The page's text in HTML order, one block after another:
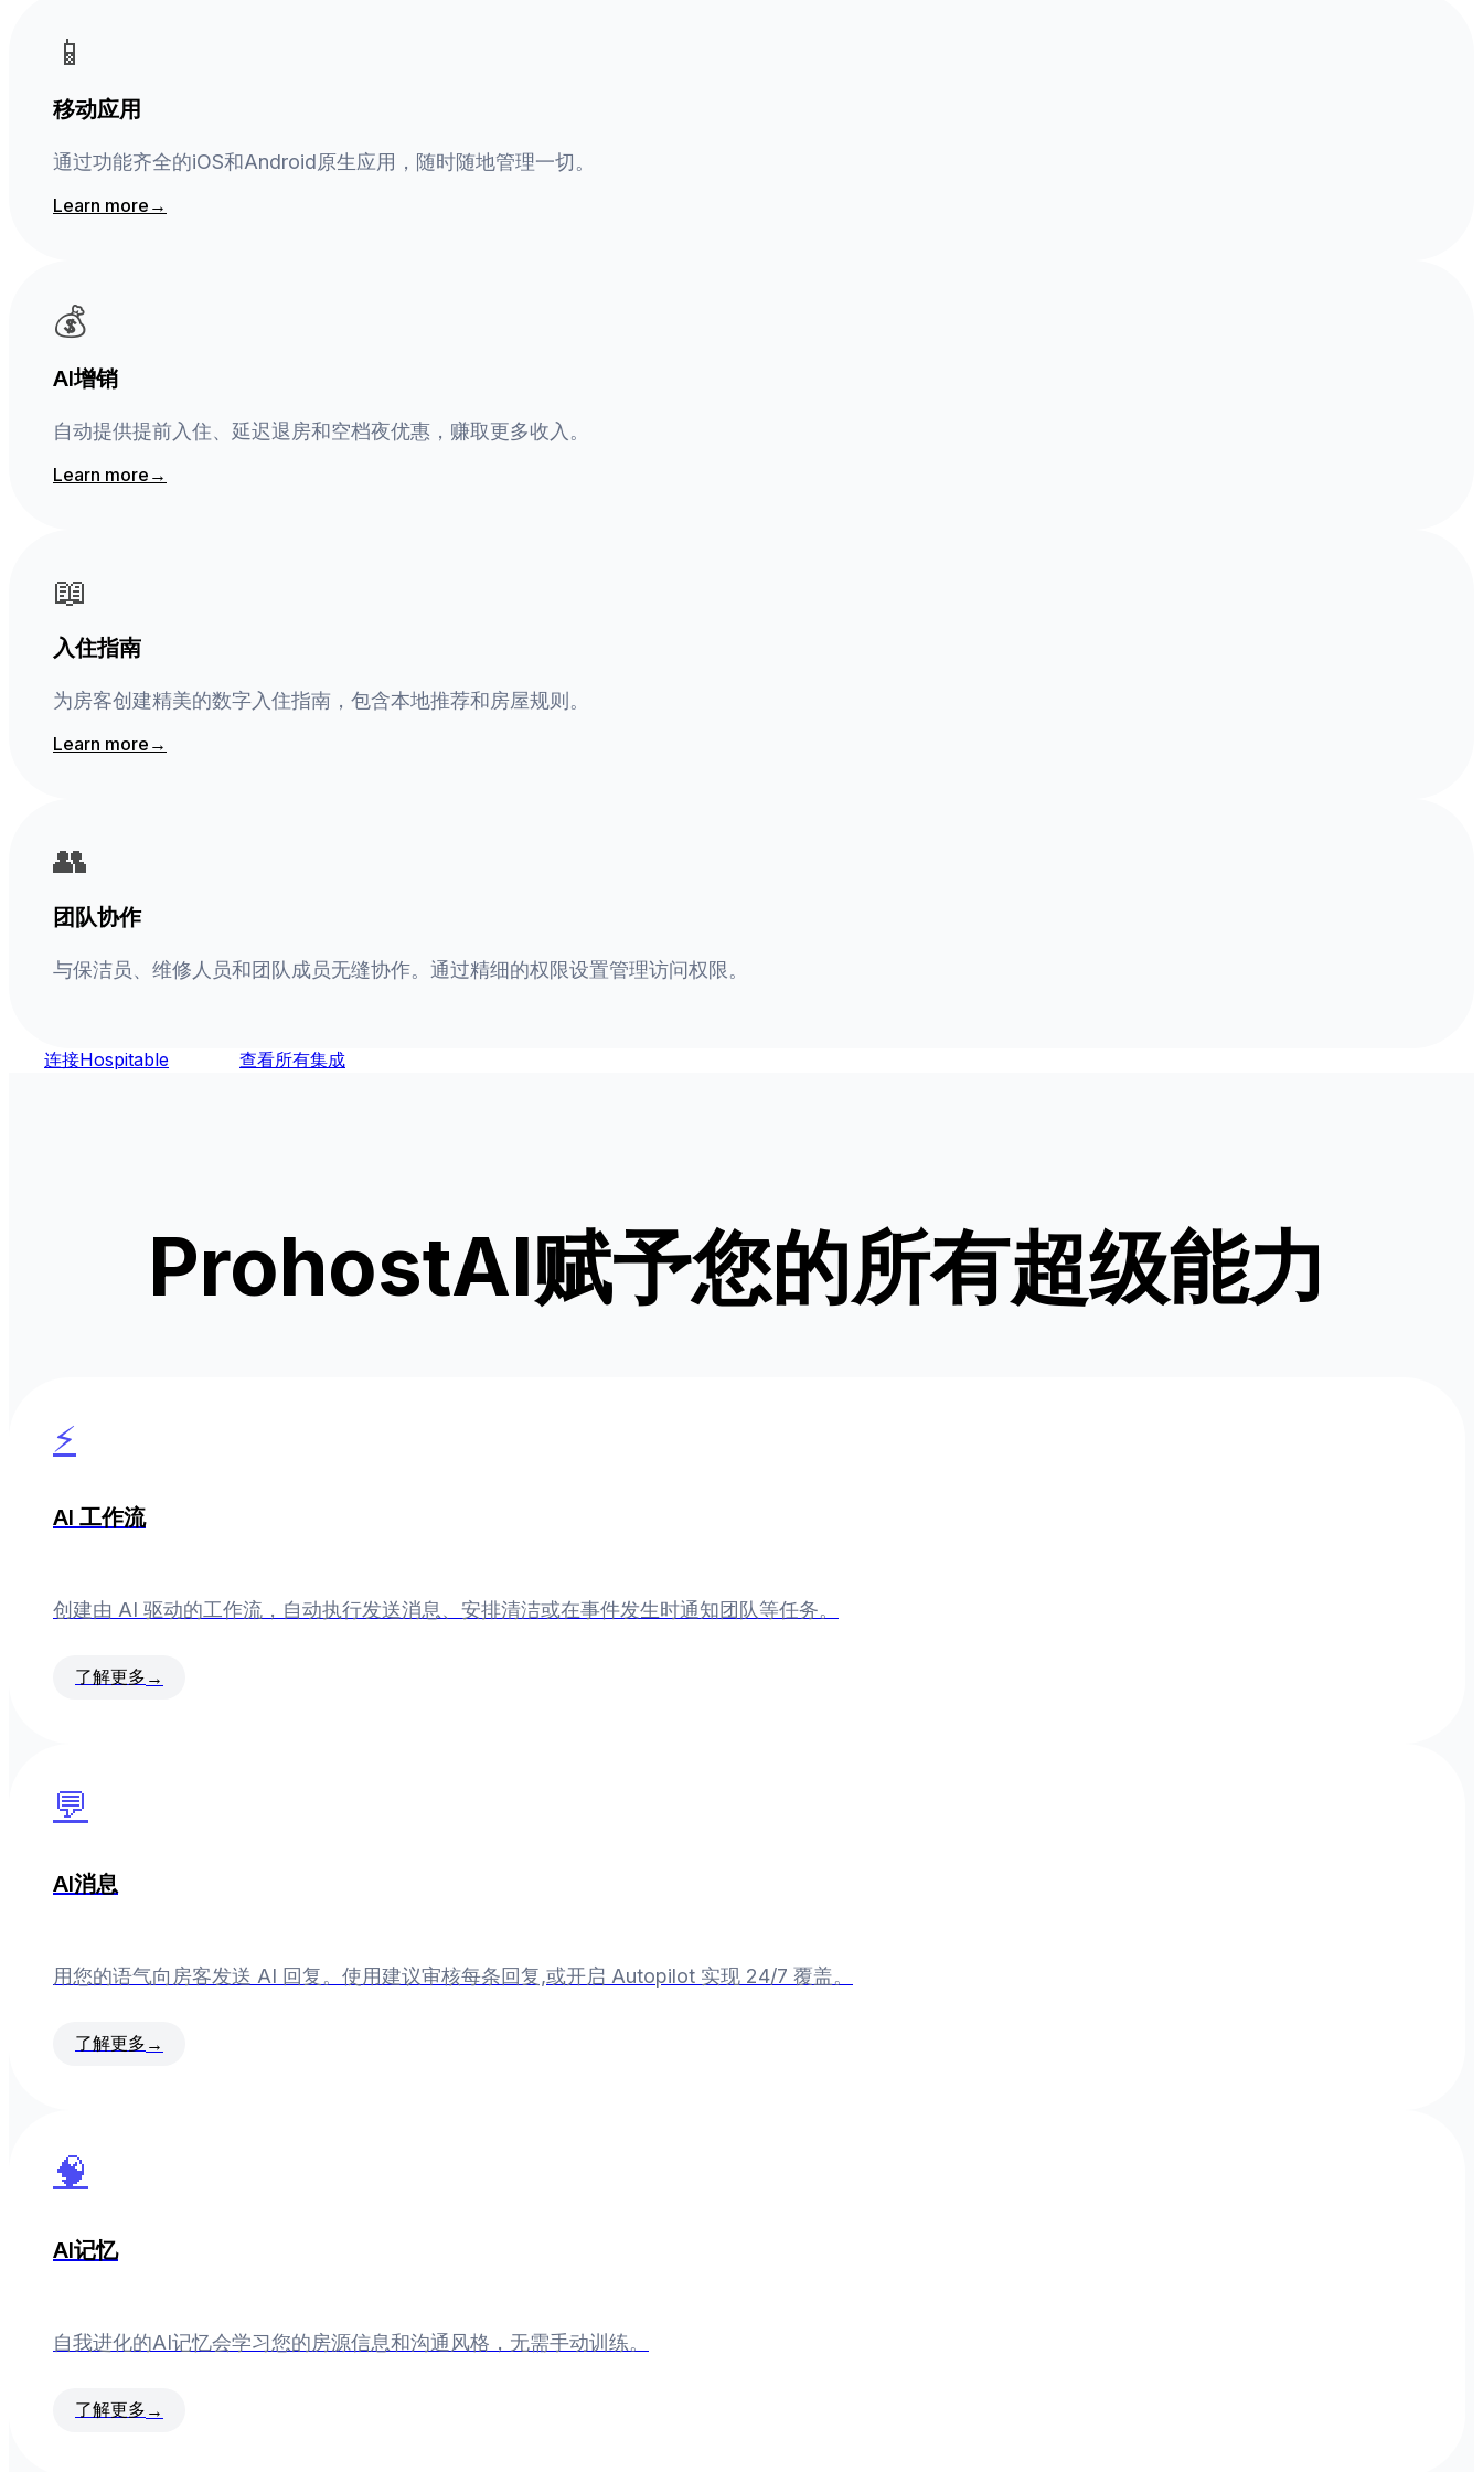
📱
移动应用
通过功能齐全的iOS和Android原生应用，随时随地管理一切。
Learn more →
💰
AI增销
自动提供提前入住、延迟退房和空档夜优惠，赚取更多收入。
Learn more →
📖
入住指南
为房客创建精美的数字入住指南，包含本地推荐和房屋规则。
Learn more →
👥
团队协作
与保洁员、维修人员和团队成员无缝协作。通过精细的权限设置管理访问权限。
连接Hospitable 查看所有集成
ProhostAI赋予您的所有超级能力
⚡
AI 工作流
创建由 AI 驱动的工作流，自动执行发送消息、安排清洁或在事件发生时通知团队等任务。
了解更多 →
💬
AI消息
用您的语气向房客发送 AI 回复。使用建议审核每条回复,或开启 Autopilot 实现 24/7 覆盖。
了解更多 →
🧠
AI记忆
自我进化的AI记忆会学习您的房源信息和沟通风格，无需手动训练。
了解更多 →